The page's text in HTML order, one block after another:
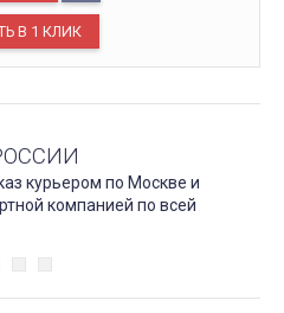
курьером по Москве и
компанией по всей